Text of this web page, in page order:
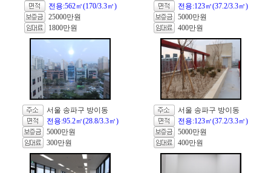
전용:562㎡(170/3.3㎡)
25000만원
1800만원
전용:123㎡(37.2/3.3㎡)
5000만원
400만원
서울 송파구 방이동
전용:95.2㎡(28.8/3.3㎡)
5000만원
300만원
서울 송파구 방이동
전용:123㎡(37.2/3.3㎡)
5000만원
400만원